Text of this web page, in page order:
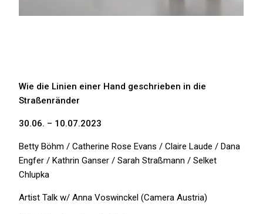
Wie die Linien einer Hand geschrieben in die
Straßenränder
30.06. – 10.07.2023
Betty Böhm / Catherine Rose Evans / Claire Laude / Dana
Engfer / Kathrin Ganser / Sarah Straßmann / Selket
Chlupka
Artist Talk w/ Anna Voswinckel (Camera Austria)